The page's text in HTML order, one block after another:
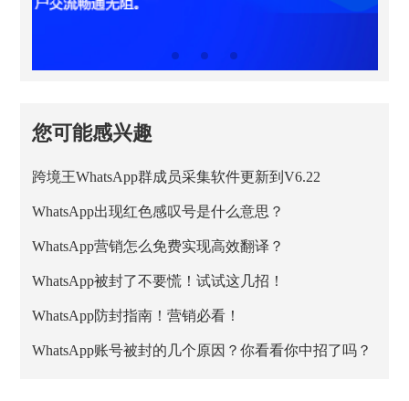
您可能感兴趣
跨境王WhatsApp群成员采集软件更新到V6.22
WhatsApp出现红色感叹号是什么意思？
WhatsApp营销怎么免费实现高效翻译？
WhatsApp被封了不要慌！试试这几招！
WhatsApp防封指南！营销必看！
WhatsApp账号被封的几个原因？你看看你中招了吗？